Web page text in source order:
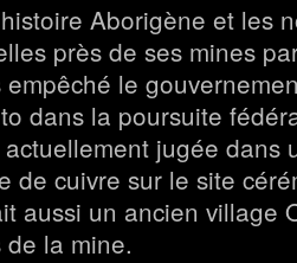
Aborigène et les
près de ses mines
empêché le
dans la poursuite
jugée dans
de cuivre sur le site
aussi un ancien village
la mine.